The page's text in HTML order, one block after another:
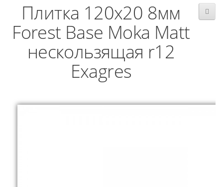
Плитка 120x20 8мм
Forest Base Moka Matt
нескользящая r12
Exagres